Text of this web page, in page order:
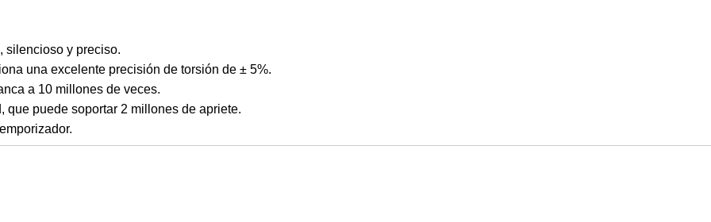
silencioso y preciso.
una excelente precisión de torsión de ± 5%.
a 10 millones de veces.
que puede soportar 2 millones de apriete.